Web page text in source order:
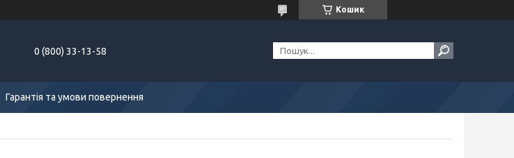
Кошик
0 (800) 33-13-58
Гарантія та умови повернення